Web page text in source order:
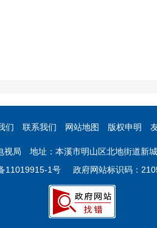
们 联系我们 网站地图 版权申明
视局 地址：本溪市明山区北地街道
11019915-1号 政府网站标识码：